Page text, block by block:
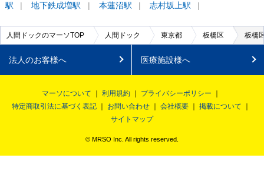
駅
地下鉄成増駅 本蓮沼駅 志村坂上駅
人間ドックのマーソTOP 人間ドック 東京都 板橋区 板橋
法人のお客様へ 医療施設様へ
マーソについて 利用規約
プライバシーポリシー
特定商取引法に基づく表記
お問い合わせ 会社概要
掲載について
サイトマップ
© MRSO Inc. All rights reserved.